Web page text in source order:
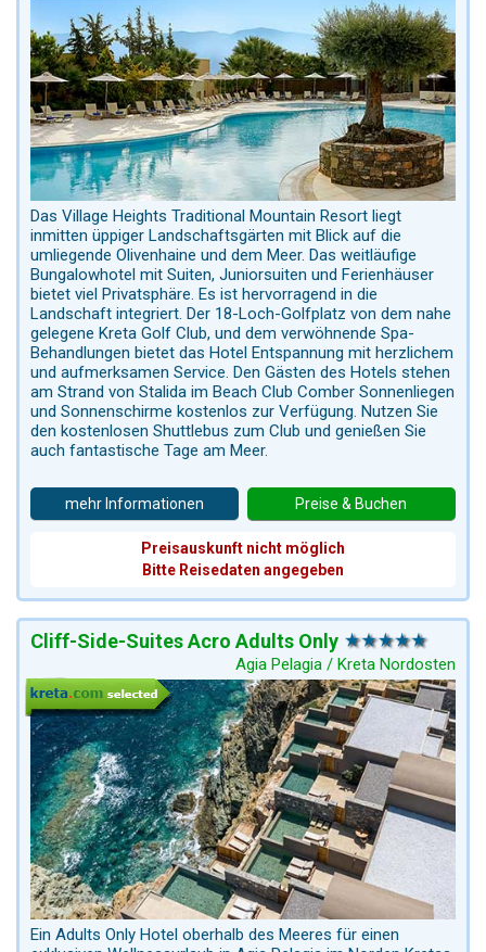
Das Village Heights Traditional Mountain Resort liegt
inmitten üppiger Landschaftsgärten mit Blick auf die
umliegende Olivenhaine und dem Meer. Das weitläufige
Bungalowhotel mit Suiten, Juniorsuiten und Ferienhäuser
bietet viel Privatsphäre. Es ist hervorragend in die
Landschaft integriert. Der 18-Loch-Golfplatz von dem nahe
gelegene Kreta Golf Club, und dem verwöhnende Spa-
Behandlungen bietet das Hotel Entspannung mit herzlichem
und aufmerksamen Service. Den Gästen des Hotels stehen
am Strand von Stalida im Beach Club Comber Sonnenliegen
und Sonnenschirme kostenlos zur Verfügung. Nutzen Sie
den kostenlosen Shuttlebus zum Club und genießen Sie
auch fantastische Tage am Meer.
mehr Informationen
Preisauskunft nicht möglich
Bitte Reisedaten angegeben
Preise & Buchen
Cliff-Side-Suites Acro Adults Only
Agia Pelagia / Kreta Nordosten
Ein Adults Only Hotel oberhalb des Meeres für einen